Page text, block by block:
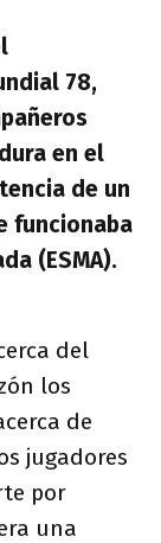
78,
en el
de un
funcionaba
(ESMA).
del
los
de
jugadores
por
una